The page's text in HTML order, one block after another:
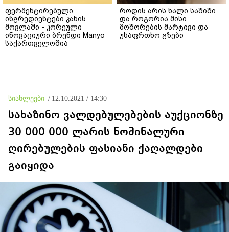
ფერმენტირებული
ინგრედიენტები კანის
მოვლაში - კორეული
ინოვაციური ბრენდი Manyo
საქართველოშია
როდის არის ხალი საშიში
და როგორია მისი
მოშორების მარტივი და
უსაფრთხო გზები
სიახლეები / 12.10.2021 / 14:30
სახაზინო ვალდებულებების აუქციონზე
30 000 000 ლარის ნომინალური
ღირებულების ფასიანი ქაღალდები
გაიყიდა